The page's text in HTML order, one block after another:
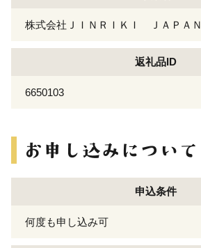
株式会社ＪＩＮＲＩＫＩ ＪＡＰＡＮ
返礼品ID
6650103
申込条件
何度も申し込み可